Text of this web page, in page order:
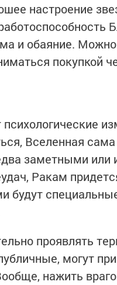
настроение
и обаяние.
покупкой
Вселенная
заметными
Ракам
будут
проявлять
могут
нажить